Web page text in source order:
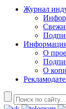
Журнал
О
О